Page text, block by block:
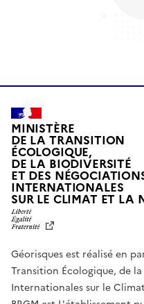
MINISTÈRE
DE LA TRANSITION
ÉCOLOGIQUE,
DE LA BIODIVERSITÉ
ET DES
INTERNATIONALES
SUR LE CLIMAT ET LA
Géorisques est réalisé en
Transition Écologique, de
Internationales sur le